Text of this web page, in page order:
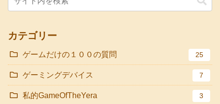
カテゴリー
ゲームだけの１００の質問 25
ゲーミングデバイス 7
私的GameOfTheYera 3